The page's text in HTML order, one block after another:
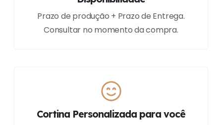
Prazo de produção + Prazo de Entrega.
Consultar no momento da compra.
Cortina Personalizada para você